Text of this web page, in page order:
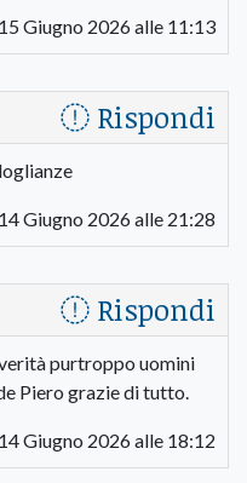
15 Giugno 2026 alle 11:13
Rispondi
14 Giugno 2026 alle 21:28
Rispondi
purtroppo uomini
Piero grazie di tutto.
14 Giugno 2026 alle 18:12